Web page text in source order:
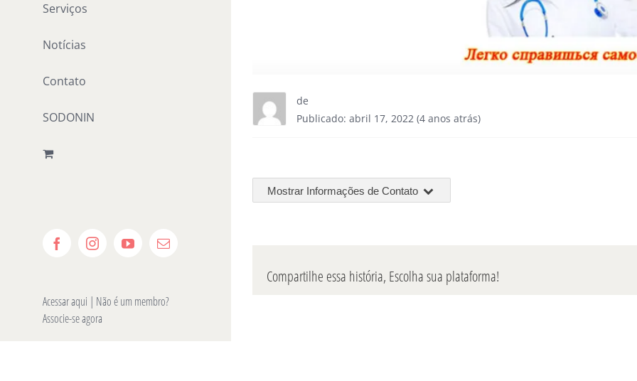
Serviços
Notícias
Contato
SODONIN
FacebookInstagramYouTube
E-
Acessar aqui | Não é um membro?
Associe-se agora
de
Publicado: abril 17, 2022 (4 anos atrás)
Mostrar Informações de Contato
Compartilhe essa história, Escolha sua plataforma!